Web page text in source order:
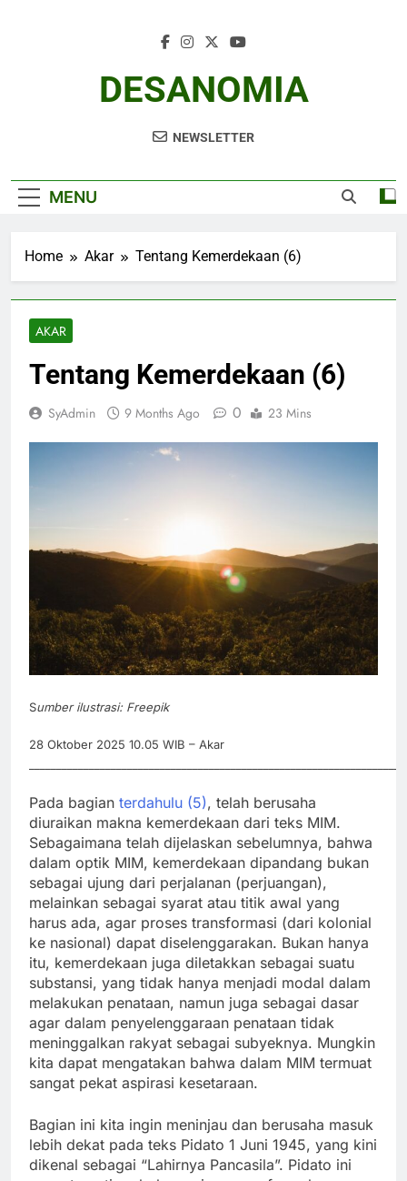
DESANOMIA
NEWSLETTER
MENU
Home Akar Tentang Kemerdekaan (6)
AKAR
Tentang Kemerdekaan (6)
SyAdmin 9 Months Ago 0 23 Mins
Sumber ilustrasi: Freepik
28 Oktober 2025 10.05 WIB – Akar
Pada bagian terdahulu (5), telah berusaha
diuraikan makna kemerdekaan dari teks MIM.
Sebagaimana telah dijelaskan sebelumnya, bahwa
dalam optik MIM, kemerdekaan dipandang bukan
sebagai ujung dari perjalanan (perjuangan),
melainkan sebagai syarat atau titik awal yang
harus ada, agar proses transformasi (dari kolonial
ke nasional) dapat diselenggarakan. Bukan hanya
itu, kemerdekaan juga diletakkan sebagai suatu
substansi, yang tidak hanya menjadi modal dalam
melakukan penataan, namun juga sebagai dasar
agar dalam penyelenggaraan penataan tidak
meninggalkan rakyat sebagai subyeknya. Mungkin
kita dapat mengatakan bahwa dalam MIM termuat
sangat pekat aspirasi kesetaraan.
Bagian ini kita ingin meninjau dan berusaha masuk
lebih dekat pada teks Pidato 1 Juni 1945, yang kini
dikenal sebagai “Lahirnya Pancasila”. Pidato ini